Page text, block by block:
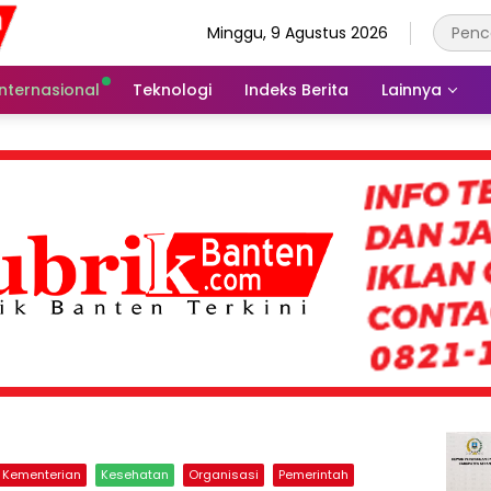
Minggu, 9 Agustus 2026
Teknologi Indeks Berita Lainnya
Kementerian Kesehatan Organisasi Pemerintah